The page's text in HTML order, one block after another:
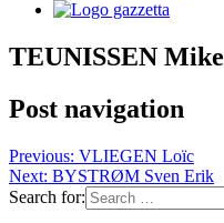
TEUNISSEN Mike
Post navigation
Previous: VLIEGEN Loïc
Next: BYSTRØM Sven Erik
Search for: